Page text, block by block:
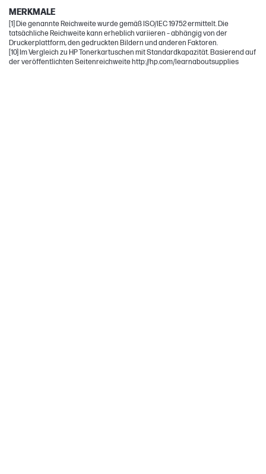
MERKMALE
[1] Die genannte Reichweite wurde gemäß ISO/IEC 19752 ermittelt. Die
tatsächliche Reichweite kann erheblich variieren – abhängig von der
Druckerplattform, den gedruckten Bildern und anderen Faktoren.
[10] Im Vergleich zu HP Tonerkartuschen mit Standardkapazität. Basierend auf
der veröffentlichten Seitenreichweite http://hp.com/learnaboutsupplies